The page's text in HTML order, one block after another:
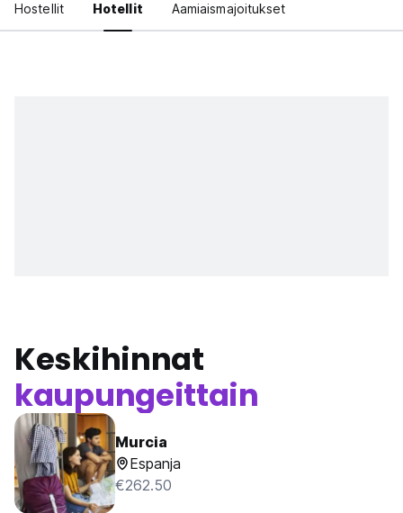
Hostellit Hotellit Aamiaismajoitukset
Keskihinnat
kaupungeittain
Murcia
Espanja
€262.50